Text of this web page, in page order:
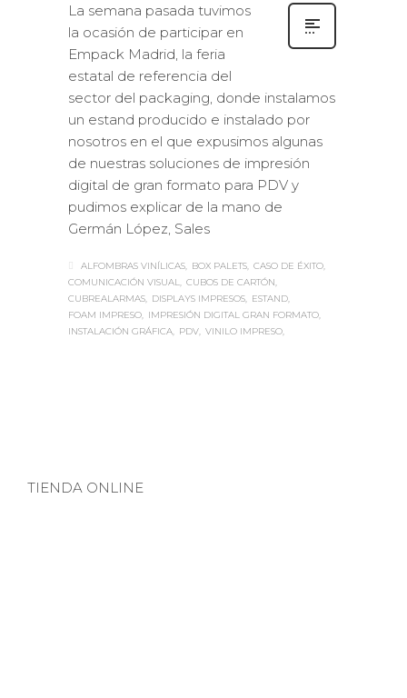
La semana pasada tuvimos
la ocasión de participar en
Empack Madrid, la feria
estatal de referencia del
sector del packaging, donde instalamos
un estand producido e instalado por
nosotros en el que expusimos algunas
de nuestras soluciones de impresión
digital de gran formato para PDV y
pudimos explicar de la mano de
Germán López, Sales
ALFOMBRAS VINÍLICAS BOX PALETS CASO DE ÉXITO
COMUNICACIÓN VISUAL CUBOS DE CARTÓN
CUBREALARMAS
DISPLAYS IMPRESOS
ESTAND
FOAM IMPRESO
IMPRESIÓN DIGITAL GRAN FORMATO
INSTALACIÓN GRÁFICA
PDV VINILO IMPRESO
TIENDA ONLINE